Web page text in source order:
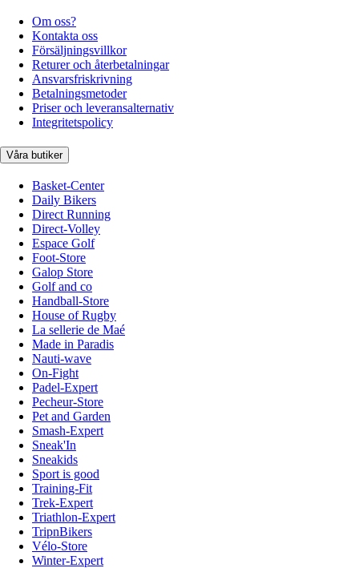
Om oss?
Kontakta oss
Försäljningsvillkor
Returer och återbetalningar
Ansvarsfriskrivning
Betalningsmetoder
Priser och leveransalternativ
Integritetspolicy
Våra butiker
Basket-Center
Daily Bikers
Direct Running
Direct-Volley
Espace Golf
Foot-Store
Galop Store
Golf and co
Handball-Store
House of Rugby
La sellerie de Maé
Made in Paradis
Nauti-wave
On-Fight
Padel-Expert
Pecheur-Store
Pet and Garden
Smash-Expert
Sneak'In
Sneakids
Sport is good
Training-Fit
Trek-Expert
Triathlon-Expert
TripnBikers
Vélo-Store
Winter-Expert